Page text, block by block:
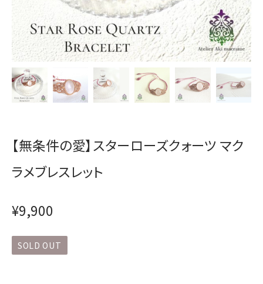
【無条件の愛】スターローズクォーツ マク
ラメブレスレット
¥9,900
SOLD OUT